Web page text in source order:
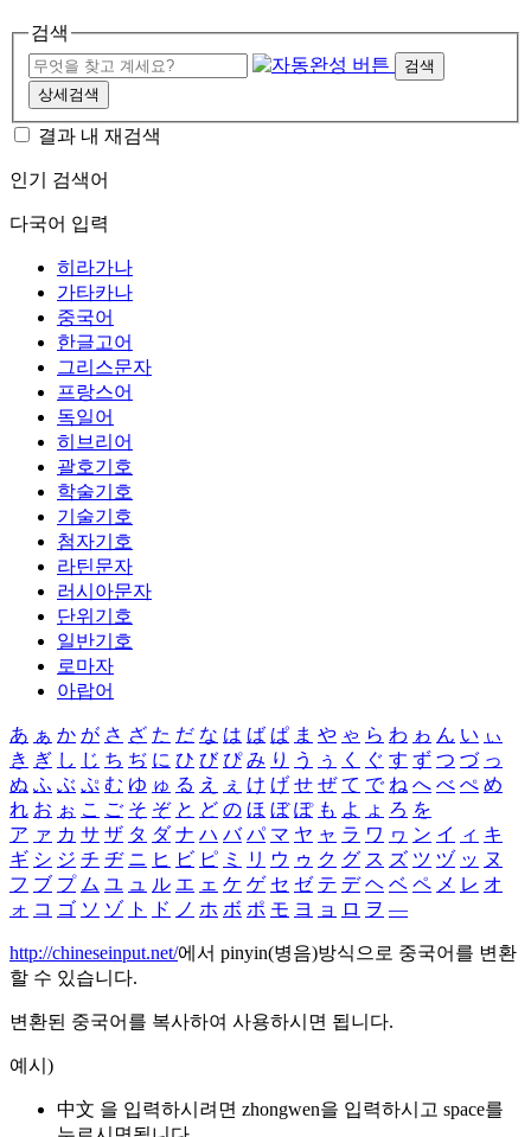
검색
검색
상세검색
결과 내 재검색
인기 검색어
다국어 입력
히라가나
가타카나
중국어
한글고어
그리스문자
프랑스어
독일어
히브리어
괄호기호
학술기호
기술기호
첨자기호
라틴문자
러시아문자
단위기호
일반기호
로마자
아랍어
あ ぁ か が さ ざ た だ な は ば ぱ ま や ゃ ら わ ゎ ん い ぃ
き ぎ し じ ち ぢ に ひ び ぴ み り う ぅ く ぐ す ず つ づ っ
ぬ ふ ぶ ぷ む ゆ ゅ る え ぇ け げ せ ぜ て で ね へ べ ぺ め
れ お ぉ こ ご そ ぞ と ど の ほ ぼ ぽ も よ ょ ろ を
ア ァ カ サ ザ タ ダ ナ ハ バ パ マ ヤ ャ ラ ワ ヮ ン イ ィ キ
ギ シ ジ チ ヂ ニ ヒ ビ ピ ミ リ ウ ゥ ク グ ス ズ ツ ヅ ッ ヌ
フ ブ プ ム ユ ュ ル エ ェ ケ ゲ セ ゼ テ デ ヘ ベ ペ メ レ オ
ォ コ ゴ ソ ゾ ト ド ノ ホ ボ ポ モ ヨ ョ ロ ヲ ―
http://chineseinput.net/에서 pinyin(병음)방식으로 중국어를 변환
할 수 있습니다.
변환된 중국어를 복사하여 사용하시면 됩니다.
예시)
中文 을 입력하시려면 zhongwen을 입력하시고 space를